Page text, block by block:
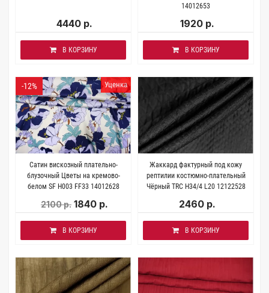
4440 р.
В КОРЗИНУ
14012653
1920 р.
В КОРЗИНУ
Уценка
-12%
Сатин вискозный плательно-
блузочный Цветы на кремово-
белом SF H003 FF33 14012628
2100 р. 1840 р.
В КОРЗИНУ
Жаккард фактурный под кожу
рептилии костюмно-плательный
Чёрный TRC H34/4 L20 12122528
2460 р.
В КОРЗИНУ